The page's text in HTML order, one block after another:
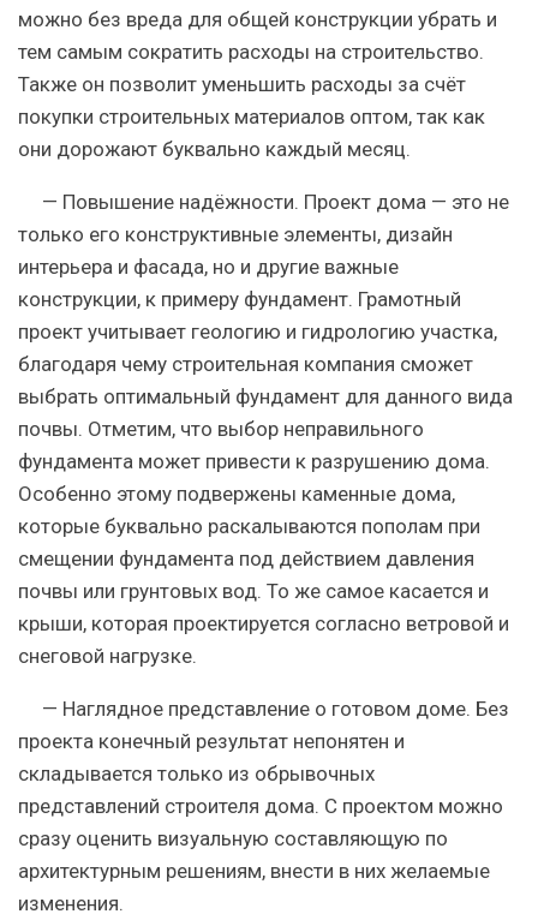
можно без вреда для общей конструкции убрать и
тем самым сократить расходы на строительство.
Также он позволит уменьшить расходы за счёт
покупки строительных материалов оптом, так как
они дорожают буквально каждый месяц.
— Повышение надёжности. Проект дома — это не
только его конструктивные элементы, дизайн
интерьера и фасада, но и другие важные
конструкции, к примеру фундамент. Грамотный
проект учитывает геологию и гидрологию участка,
благодаря чему строительная компания сможет
выбрать оптимальный фундамент для данного вида
почвы. Отметим, что выбор неправильного
фундамента может привести к разрушению дома.
Особенно этому подвержены каменные дома,
которые буквально раскалываются пополам при
смещении фундамента под действием давления
почвы или грунтовых вод. То же самое касается и
крыши, которая проектируется согласно ветровой и
снеговой нагрузке.
— Наглядное представление о готовом доме. Без
проекта конечный результат непонятен и
складывается только из обрывочных
представлений строителя дома. С проектом можно
сразу оценить визуальную составляющую по
архитектурным решениям, внести в них желаемые
изменения.